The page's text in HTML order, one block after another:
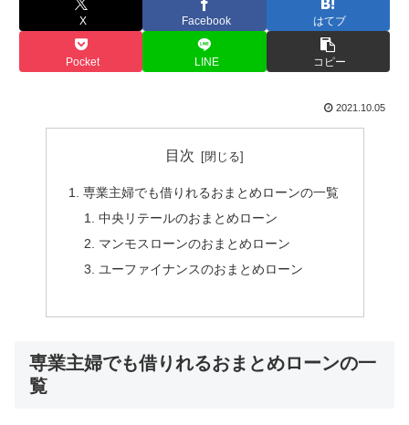
X Facebook はてブ
Pocket LINE コピー
2021.10.05
目次
専業主婦でも借りれるおまとめローンの一覧
中央リテールのおまとめローン
マンモスローンのおまとめローン
ユーファイナンスのおまとめローン
専業主婦でも借りれるおまとめローンの一
覧